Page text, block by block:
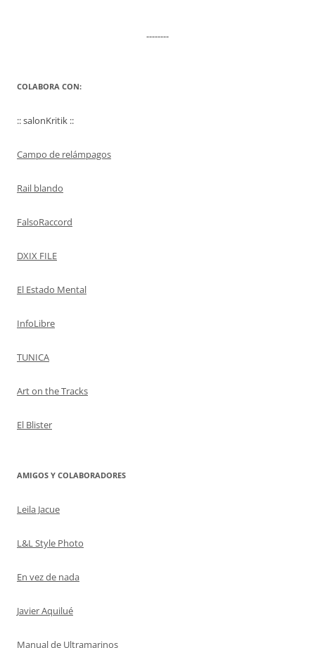
--------
COLABORA CON:
:: salonKritik ::
Campo de relámpagos
Rail blando
FalsoRaccord
DXIX FILE
El Estado Mental
InfoLibre
TUNICA
Art on the Tracks
El Blister
AMIGOS Y COLABORADORES
Leila Jacue
L&L Style Photo
En vez de nada
Javier Aquilué
Manual de Ultramarinos